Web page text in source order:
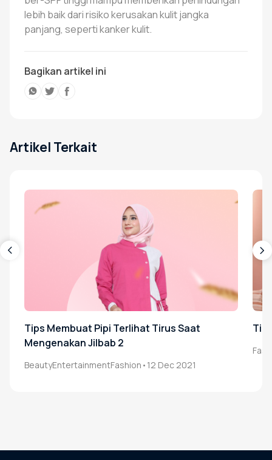
lebih baik dari risiko kerusakan kulit jangka
panjang, seperti kanker kulit.
Bagikan artikel ini
Artikel Terkait
Tips Membuat Pipi Terlihat Tirus Saat
Mengenakan Jilbab 2
BeautyEntertainmentFashion • 12 Dec 2021